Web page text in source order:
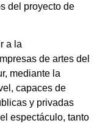
del proyecto de
a la
de artes del
mediante la
capaces de
y privadas
espectáculo, tanto